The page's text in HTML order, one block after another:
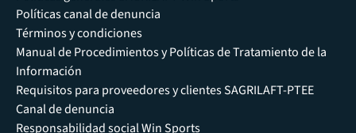
Políticas canal de denuncia
Términos y condiciones
Manual de Procedimientos y Políticas de Tratamiento de la
Información
Requisitos para proveedores y clientes SAGRILAFT-PTEE
Canal de denuncia
Responsabilidad social Win Sports